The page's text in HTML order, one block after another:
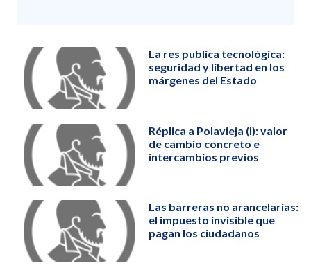
La res publica tecnológica:
seguridad y libertad en los
márgenes del Estado
Réplica a Polavieja (I): valor
de cambio concreto e
intercambios previos
Las barreras no arancelarias:
el impuesto invisible que
pagan los ciudadanos